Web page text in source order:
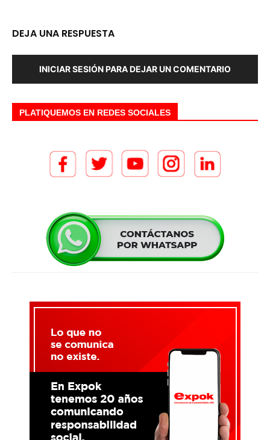
DEJA UNA RESPUESTA
INICIAR SESIÓN PARA DEJAR UN COMENTARIO
PLATIQUEMOS EN REDES SOCIALES